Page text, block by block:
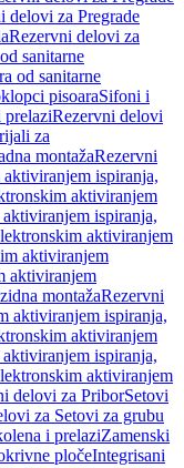
delovi za Pregrade
Rezervni delovi za
sanitarne
od sanitarne
pisoaraSifoni i
prelaziRezervni delovi
za
montažaRezervni
aktiviranjem ispiranja,
aktiviranjem
ispiranja,
aktiviranjem
aktiviranjem
aktiviranjem
montažaRezervni
aktiviranjem ispiranja,
aktiviranjem
ispiranja,
aktiviranjem
delovi za PriborSetovi
za Setovi za grubu
i prelaziZamenski
pločeIntegrisani